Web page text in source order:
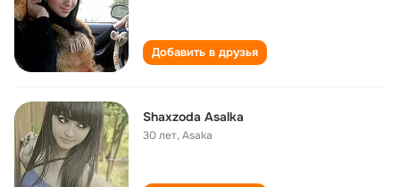
Добавить в друзья
Shaxzoda Asalka
30 лет,Asaka